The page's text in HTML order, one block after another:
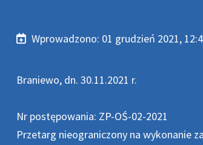
Wprowadzono
Wprowadzono: 01 grudzień 2021,
Poprawiono
Braniewo, dn. 30.11.2021 r.
Nr postępowania: ZP-OŚ-02-2021
Przetarg nieograniczony na wykonanie